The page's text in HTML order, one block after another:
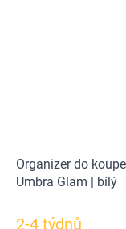
Organizer do
Umbra Glam | bílý
2-4 týdnů